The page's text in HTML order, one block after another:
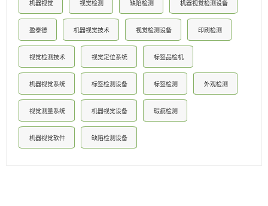
机器视觉 视觉检测 缺陷检测 机器视觉检测设备
盈泰德 机器视觉技术 视觉检测设备 印刷检测
视觉检测技术 视觉定位系统 标签品检机
机器视觉系统 标签检测设备 标签检测 外观检测
视觉测量系统 机器视觉设备 瑕疵检测
机器视觉软件 缺陷检测设备